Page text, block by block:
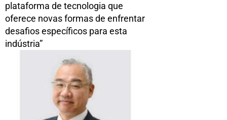
plataforma de tecnologia que
oferece novas formas de enfrentar
desafios específicos para esta
indústria”